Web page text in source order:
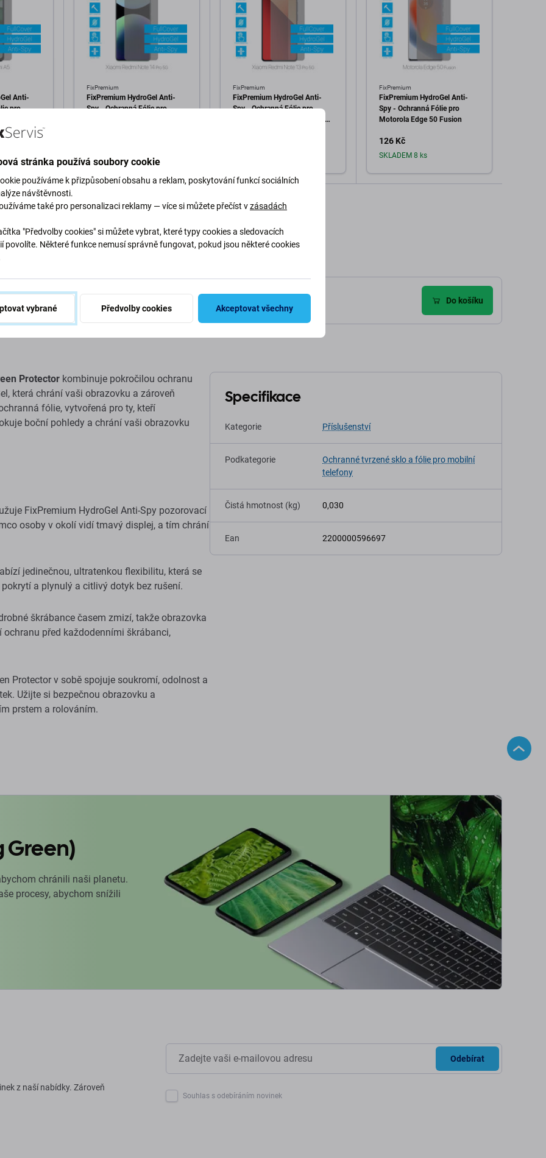
košíku
Anti-
pro
FixPremium
FixPremium HydroGel Anti-
Spy - Ochranná Fólie pro
FixPremium
FixPremium HydroGel Anti-
Spy - Ochranná Fólie pro
Xiaomi Redmi Note 13 Pro 5G
FixPremium
FixPremium HydroGel Anti-
Spy - Ochranná Fólie pro
Motorola Edge 50 Fusion
126 Kč
SKLADEM 8 ks
Doprava a vrácení Do košíku
Protector kombinuje pokročilou ochranu
která chrání vaši obrazovku a zároveň
fólie, vytvořená pro ty, kteří
boční pohledy a chrání vaši obrazovku
FixPremium HydroGel Anti-Spy pozorovací
osoby v okolí vidí tmavý displej, a tím chrání
jedinečnou, ultratenkou flexibilitu, která se
a plynulý a citlivý dotyk bez rušení.
škrábance časem zmizí, takže obrazovka
před každodenními škrábanci,
Protector v sobě spojuje soukromí, odolnost a
Užijte si bezpečnou obrazovku a
prstem a rolováním.
Specifikace
Kategorie Příslušenství
Podkategorie
Ochranné tvrzené sklo a fólie pro mobilní
telefony
Čistá hmotnost (kg) 0,030
Ean 2200000596697
Green)
chránili naši planetu.
procesy, abychom snížili
z naší nabídky. Zároveň
Odebírat
Souhlas s odebíráním novinek
stránka používá soubory cookie
používáme k přizpůsobení obsahu a reklam, poskytování funkcí sociálních
návštěvnosti.
také pro personalizaci reklamy — více si můžete přečíst vzásadách
"Předvolby cookies" si můžete vybrat, které typy cookies a sledovacích
povolíte. Některé funkce nemusí správně fungovat, pokud jsou některé cookies
vybrané Předvolby cookies Akceptovat všechny